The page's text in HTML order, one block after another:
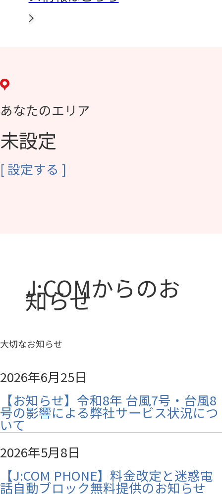
あなたのエリア
未設定
[設定する ]
J:COMからのお
知らせ
大切なお知らせ
2026年6月25日
【お知らせ】令和8年 台風7号・台風8
号の影響による弊社サービス状況につ
いて
2026年5月8日
【J:COM PHONE】料金改定と迷惑電
話自動ブロック無料提供のお知らせ